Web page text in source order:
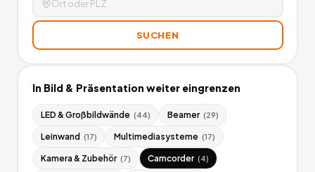
SUCHEN
In Bild & Präsentation weiter eingrenzen
LED & Großbildwände (44) Beamer (29)
Leinwand (17) Multimediasysteme (17)
Kamera & Zubehör (7) Camcorder (4)